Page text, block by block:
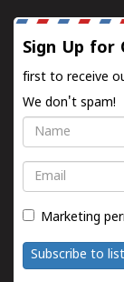
Sign Up for
first to receive
We don't spam!
Name
Email
Marketing
Subscribe to list